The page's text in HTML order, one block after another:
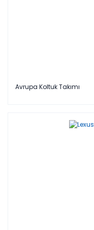
Avrupa Koltuk Takımı